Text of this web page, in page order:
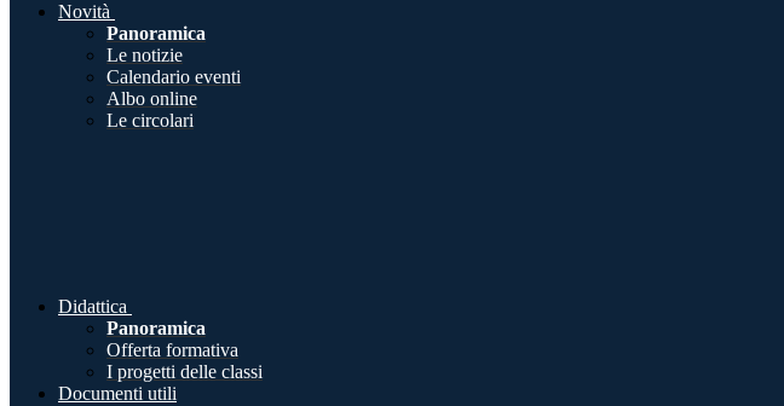
Novità
Panoramica
Le notizie
Calendario eventi
Albo online
Le circolari
Didattica
Panoramica
Offerta formativa
I progetti delle classi
Documenti utili